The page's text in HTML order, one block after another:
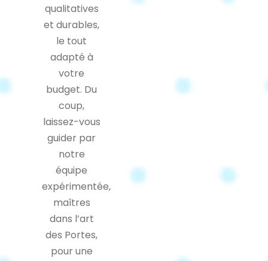
qualitatives
et durables,
le tout
adapté à
votre
budget. Du
coup,
laissez-vous
guider par
notre
équipe
expérimentée,
maîtres
dans l’art
des Portes,
pour une